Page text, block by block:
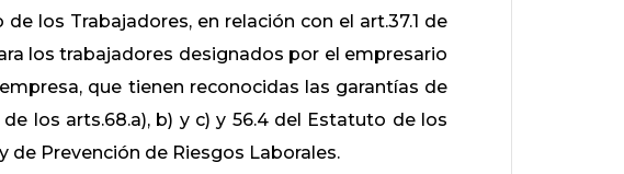
los Trabajadores, en relación con el art.37.1 de
los trabajadores designados por el empresario
que tienen reconocidas las garantías de
los arts.68.a), b) y c) y 56.4 del Estatuto de los
de Prevención de Riesgos Laborales.